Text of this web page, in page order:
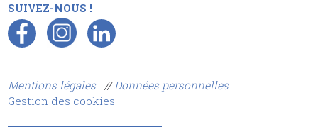
SUIVEZ-NOUS !
Mentions légales // Données personnelles
Gestion des cookies